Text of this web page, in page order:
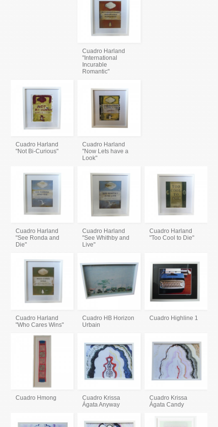
Cuadro Harland
"International
Incurable
Romantic"
Cuadro Harland
"Not Bi-Curious"
Cuadro Harland
"Now Lets have a
Look"
Cuadro Harland
"See Ronda and
Die"
Cuadro Harland
"See Whithby and
Live"
Cuadro Harland
"Too Cool to Die"
Cuadro Harland
"Who Cares Wins"
Cuadro HB Horizon
Urbain
Cuadro Highline 1
Cuadro Hmong
Cuadro Krissa
Ágata Anyway
Cuadro Krissa
Ágata Candy